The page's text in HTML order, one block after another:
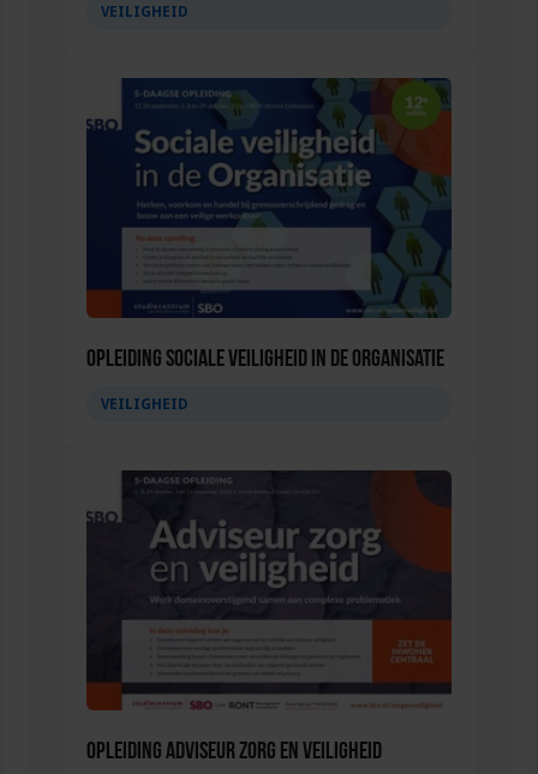
VEILIGHEID
Opleiding Sociale Veiligheid in de Organisatie
VEILIGHEID
Opleiding Adviseur zorg en veiligheid